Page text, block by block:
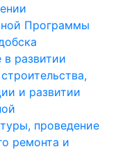
Программы
развитии
и развитии
проведение
ремонта и